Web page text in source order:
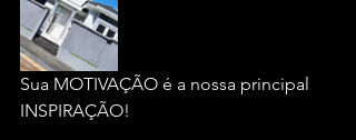
Sua MOTIVAÇÃO é a nossa principal
INSPIRAÇÃO!